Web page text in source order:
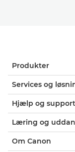
Produkter
Services og
Hjælp og support
Læring og
Om Canon